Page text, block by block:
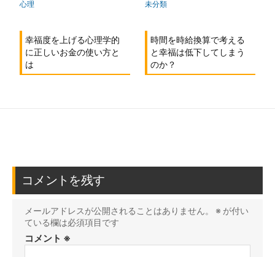
心理
幸福度を上げる心理学的
に正しいお金の使い方と
は
未分類
時間を時給換算で考える
と幸福は低下してしまう
のか？
コメントを残す
メールアドレスが公開されることはありません。 ※ が付い
ている欄は必須項目です
コメント ※